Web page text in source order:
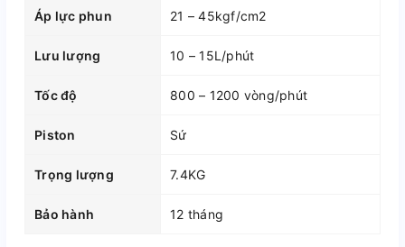
Áp lực phun 21 – 45kgf/cm2
Lưu lượng 10 – 15L/phút
Tốc độ 800 – 1200 vòng/phút
Piston Sứ
Trọng lượng 7.4KG
Bảo hành 12 tháng